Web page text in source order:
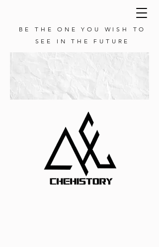
BE THE ONE YOU WISH TO
SEE IN THE FUTURE